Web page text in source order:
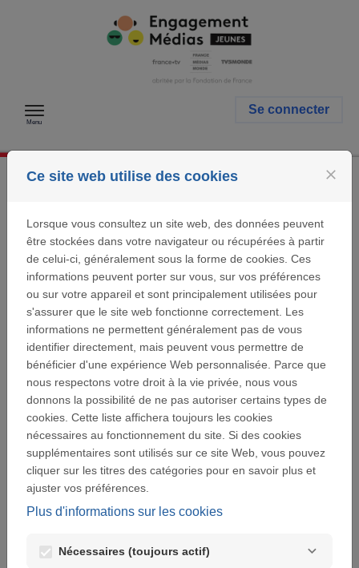
Menu
Se connecter
Identification
Se connecter
Si vous avez déjà un compte utilisateur Fondation
Engagement Médias pour les Jeunes, entrez votre
adresse email et votre mot de passe ci-dessous.
Mot de passe :
Mot de passe perdu ?
SE CONNECTER
Ce site web utilise des cookies close
Lorsque vous consultez un site web, des données peuvent
être stockées dans votre navigateur ou récupérées à partir
de celui-ci, généralement sous la forme de cookies. Ces
informations peuvent porter sur vous, sur vos préférences
ou sur votre appareil et sont principalement utilisées pour
s'assurer que le site web fonctionne correctement. Les
informations ne permettent généralement pas de vous
identifier directement, mais peuvent vous permettre de
bénéficier d'une expérience Web personnalisée. Parce que
nous respectons votre droit à la vie privée, nous vous
donnons la possibilité de ne pas autoriser certains types de
cookies. Cette liste affichera toujours les cookies
nécessaires au fonctionnement du site. Si des cookies
supplémentaires sont utilisés sur ce site Web, vous pouvez
cliquer sur les titres des catégories pour en savoir plus et
ajuster vos préférences.
Plus d'informations sur les cookies
Nécessaires (toujours actif)